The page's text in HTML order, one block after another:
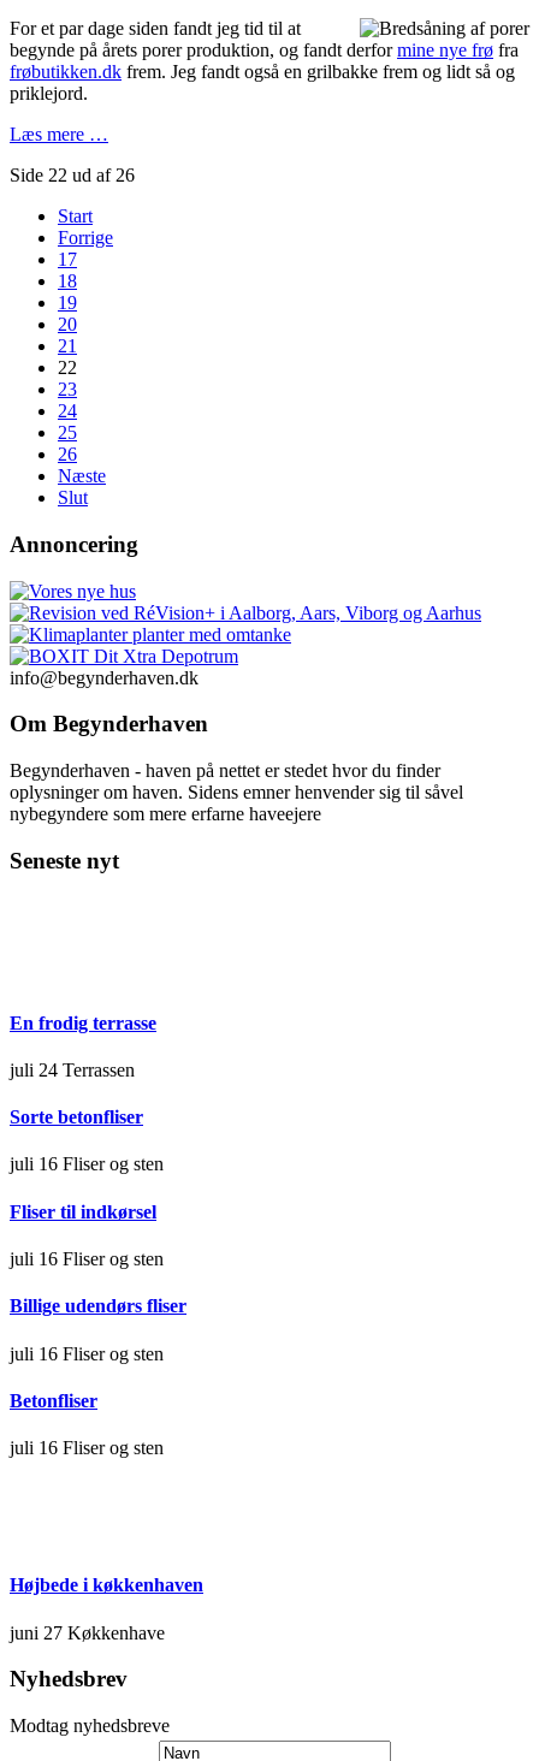
For et par dage siden fandt jeg tid til at
begynde på årets porer produktion, og fandt derformine nye frø fra
frøbutikken.dk frem. Jeg fandt også en grilbakke frem og lidt så og
priklejord.
Læs mere …
Side 22 ud af 26
Start
Forrige
17
18
19
20
21
22
23
24
25
26
Næste
Slut
Annoncering
info@begynderhaven.dk
Om Begynderhaven
Begynderhaven - haven på nettet er stedet hvor du finder
oplysninger om haven. Sidens emner henvender sig til såvel
nybegyndere som mere erfarne haveejere
Seneste nyt
En frodig terrasse
juli 24 Terrassen
Sorte betonfliser
juli 16 Fliser og sten
Fliser til indkørsel
juli 16 Fliser og sten
Billige udendørs fliser
juli 16 Fliser og sten
Betonfliser
juli 16 Fliser og sten
Højbede i køkkenhaven
juni 27 Køkkenhave
Nyhedsbrev
Modtag nyhedsbreve